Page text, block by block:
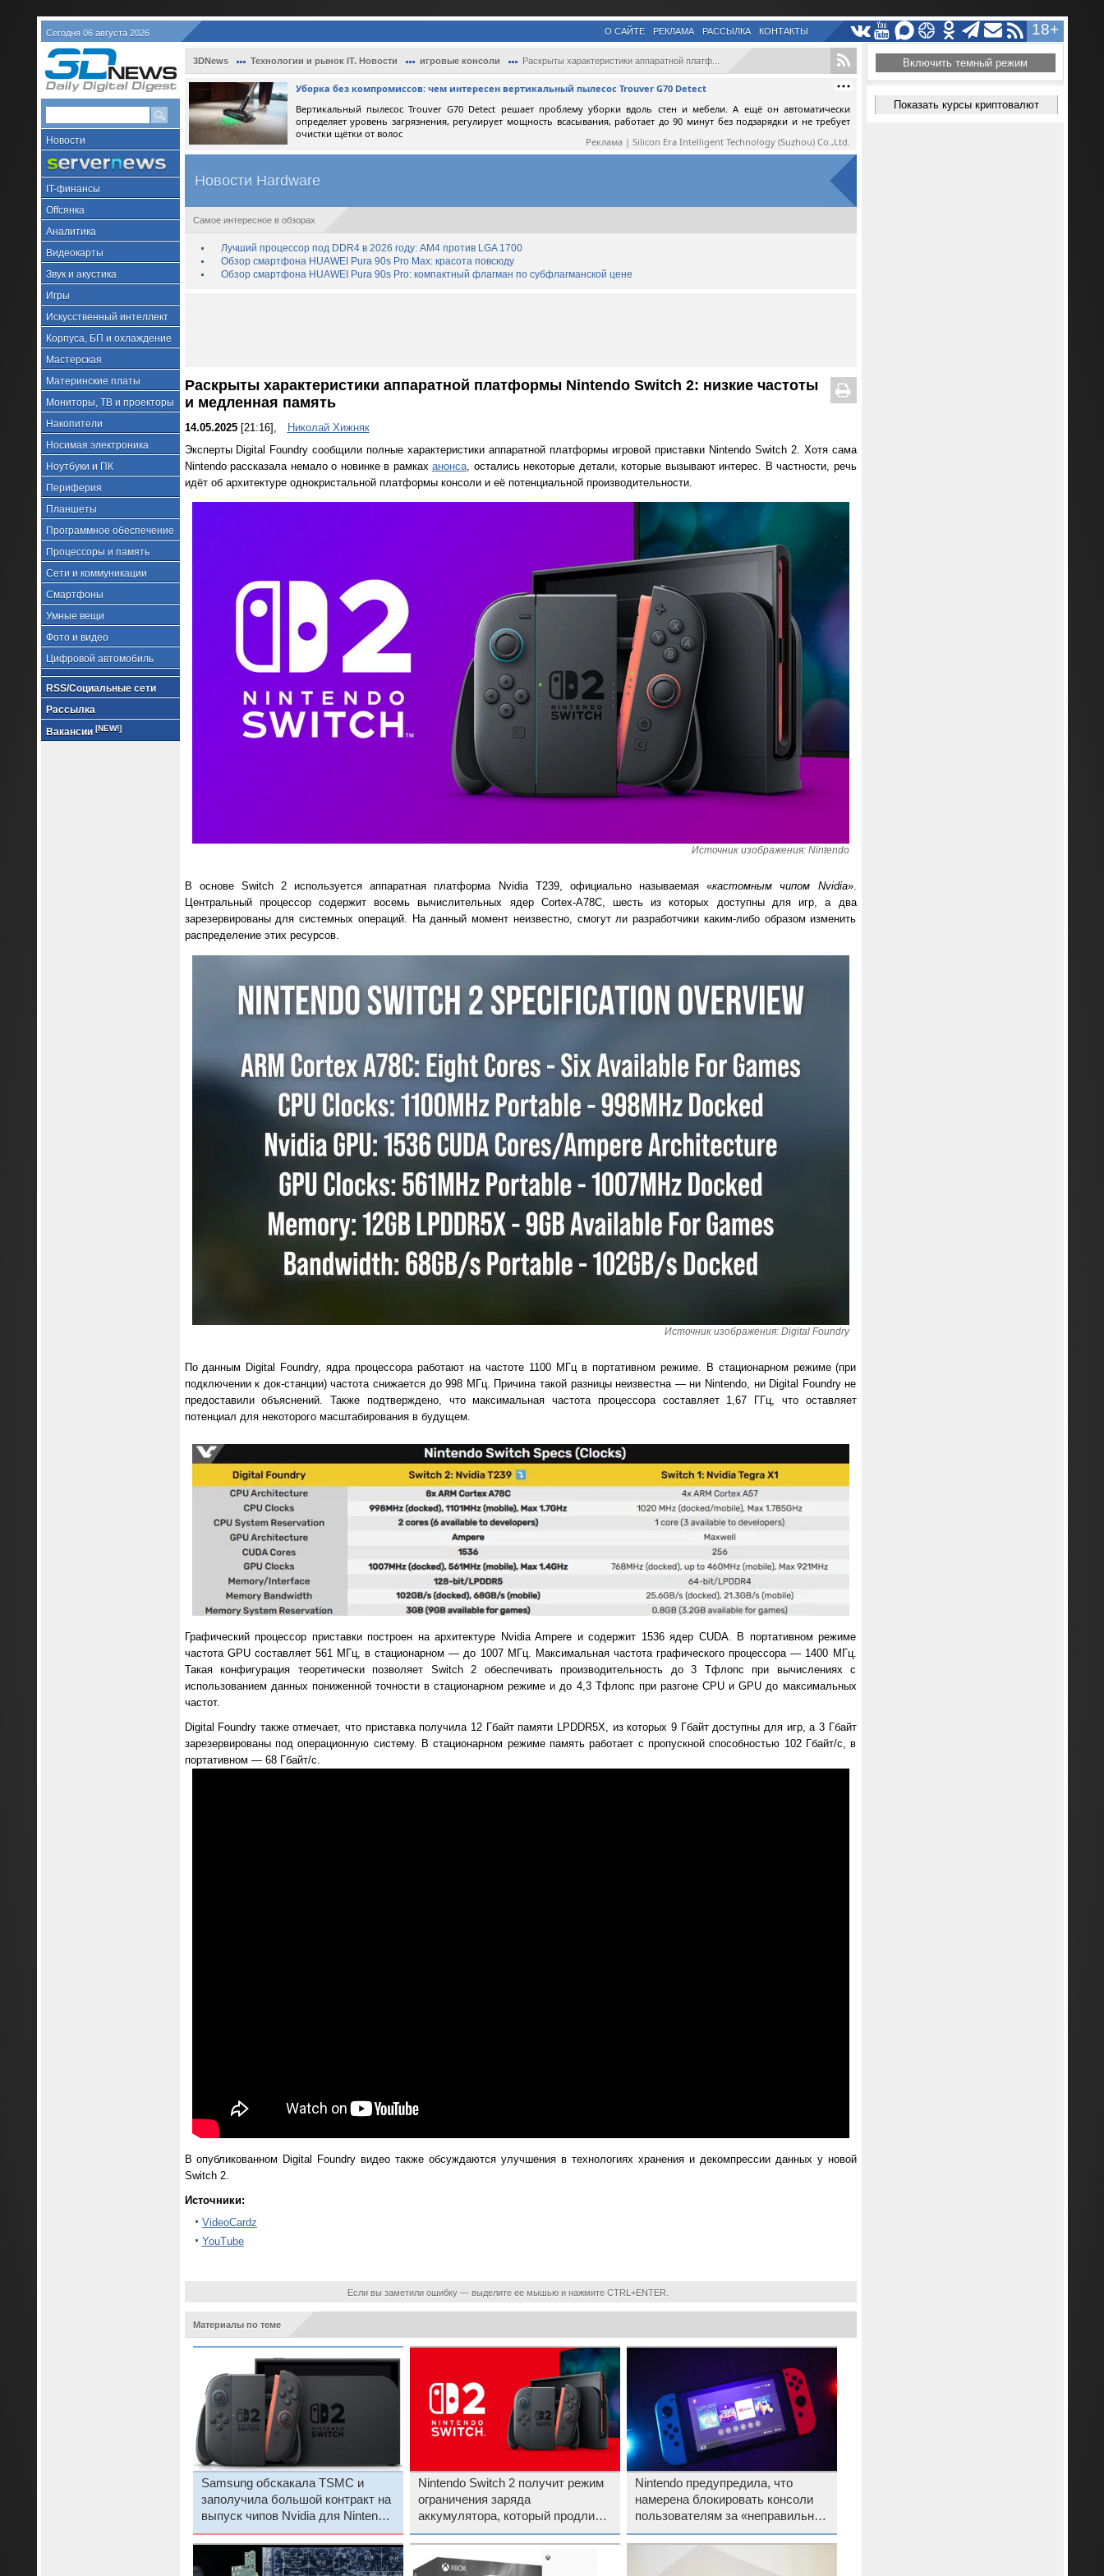
Сегодня 06 августа 2026 18+
О САЙТЕ РЕКЛАМА РАССЫЛКА КОНТАКТЫ
Новости
IT-финансы
Offсянка
Аналитика
Видеокарты
Звук и акустика
Игры
Искусственный интеллект
Корпуса, БП и охлаждение
Мастерская
Материнские платы
Мониторы, ТВ и проекторы
Накопители
Носимая электроника
Ноутбуки и ПК
Периферия
Планшеты
Программное обеспечение
Процессоры и память
Сети и коммуникации
Смартфоны
Умные вещи
Фото и видео
Цифровой автомобиль
RSS/Социальные сети
Рассылка
Вакансии [NEW!]
3DNews Технологии и рынок IT. Новости игровые консоли Раскрыты характеристики аппаратной платф...
Уборка без компромиссов: чем интересен вертикальный пылесос Trouver G70 Detect
Вертикальный пылесос Trouver G70 Detect решает проблему уборки вдоль стен и мебели. А ещё он автоматически
определяет уровень загрязнения, регулирует мощность всасывания, работает до 90 минут без подзарядки и не требует
очистки щётки от волос
Реклама | Silicon Era Intelligent Technology (Suzhou) Co.,Ltd.
Новости Hardware
Самое интересное в обзорах
Лучший процессор под DDR4 в 2026 году: AM4 против LGA 1700
Обзор смартфона HUAWEI Pura 90s Pro Max: красота повсюду
Обзор смартфона HUAWEI Pura 90s Pro: компактный флагман по субфлагманской цене
Раскрыты характеристики аппаратной платформы Nintendo Switch 2: низкие частоты
и медленная память
14.05.2025[21:16],
Николай Хижняк
Эксперты Digital Foundry сообщили полные характеристики аппаратной платформы игровой приставки Nintendo Switch 2. Хотя сама
Nintendo рассказала немало о новинке в рамках анонса, остались некоторые детали, которые вызывают интерес. В частности, речь
идёт об архитектуре однокристальной платформы консоли и её потенциальной производительности.
Источник изображения: Nintendo
В основе Switch 2 используется аппаратная платформа Nvidia T239, официально называемая «кастомным чипом Nvidia».
Центральный процессор содержит восемь вычислительных ядер Cortex-A78C, шесть из которых доступны для игр, а два
зарезервированы для системных операций. На данный момент неизвестно, смогут ли разработчики каким-либо образом изменить
распределение этих ресурсов.
Источник изображения: Digital Foundry
По данным Digital Foundry, ядра процессора работают на частоте 1100 МГц в портативном режиме. В стационарном режиме (при
подключении к док-станции) частота снижается до 998 МГц. Причина такой разницы неизвестна — ни Nintendo, ни Digital Foundry не
предоставили объяснений. Также подтверждено, что максимальная частота процессора составляет 1,67 ГГц, что оставляет
потенциал для некоторого масштабирования в будущем.
Графический процессор приставки построен на архитектуре Nvidia Ampere и содержит 1536 ядер CUDA. В портативном режиме
частота GPU составляет 561 МГц, в стационарном — до 1007 МГц. Максимальная частота графического процессора — 1400 МГц.
Такая конфигурация теоретически позволяет Switch 2 обеспечивать производительность до 3 Тфлопс при вычислениях с
использованием данных пониженной точности в стационарном режиме и до 4,3 Тфлопс при разгоне CPU и GPU до максимальных
частот.
Digital Foundry также отмечает, что приставка получила 12 Гбайт памяти LPDDR5X, из которых 9 Гбайт доступны для игр, а 3 Гбайт
зарезервированы под операционную систему. В стационарном режиме память работает с пропускной способностью 102 Гбайт/с, в
портативном — 68 Гбайт/с.
В опубликованном Digital Foundry видео также обсуждаются улучшения в технологиях хранения и декомпрессии данных у новой
Switch 2.
Источники:
VideoCardz
YouTube
Если вы заметили ошибку — выделите ее мышью и нажмите CTRL+ENTER.
Материалы по теме
Samsung обскакала TSMC и
заполучила большой контракт на
выпуск чипов Nvidia для Nintendo
Switch 2
Nintendo Switch 2 получит режим
ограничения заряда
аккумулятора, который продлит
срок его службы
Nintendo предупредила, что
намерена блокировать консоли
пользователям за «неправильное
использование»
Включить темный режим
Показать курсы криптовалют